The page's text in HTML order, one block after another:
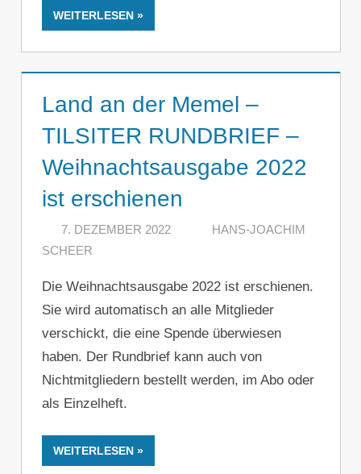
WEITERLESEN
Land an der Memel –
TILSITER RUNDBRIEF –
Weihnachtsausgabe 2022
ist erschienen
7. DEZEMBER 2022
HANS-JOACHIM
SCHEER
Die Weihnachtsausgabe 2022 ist erschienen.
Sie wird automatisch an alle Mitglieder
verschickt, die eine Spende überwiesen
haben. Der Rundbrief kann auch von
Nichtmitgliedern bestellt werden, im Abo oder
als Einzelheft.
WEITERLESEN